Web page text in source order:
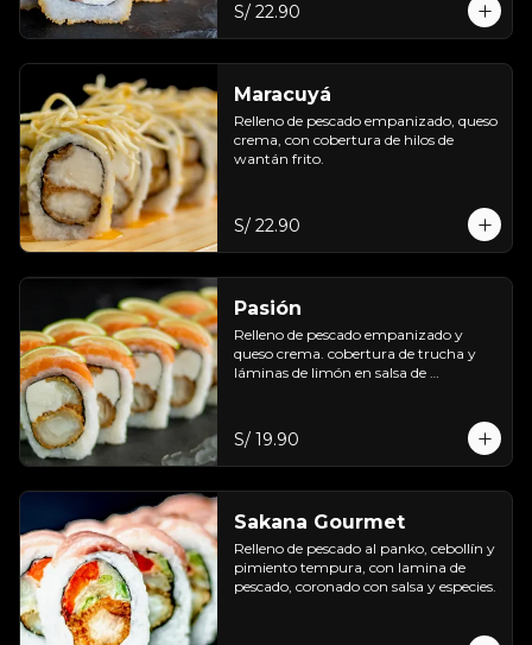
S/ 22.90
Maracuyá
Relleno de pescado empanizado, queso
crema, con cobertura de hilos de
wantán frito.
S/ 22.90
Pasión
Relleno de pescado empanizado y
queso crema. cobertura de trucha y
láminas de limón en salsa de
S/ 19.90
Sakana Gourmet
Relleno de pescado al panko, cebollín y
pimiento tempura, con lamina de
pescado, coronado con salsa y especies.